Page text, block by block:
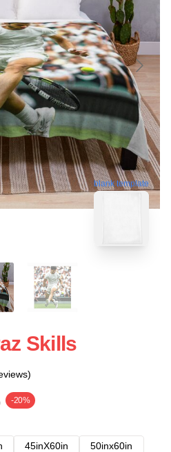
blank template
Skills
-20%
45inX60in
50inx60in